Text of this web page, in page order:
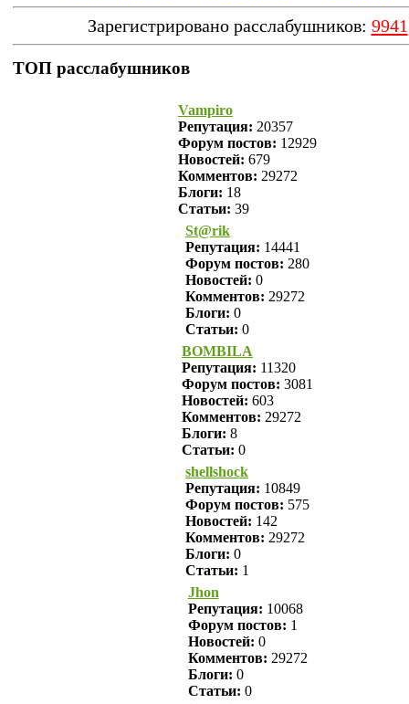
Зарегистрировано расслабушников: 9941
ТОП расслабушников
Vampiro
Репутация: 20357
Форум постов: 12929
Новостей: 679
Комментов: 29272
Блоги: 18
Статьи: 39
St@rik
Репутация: 14441
Форум постов: 280
Новостей: 0
Комментов: 29272
Блоги: 0
Статьи: 0
BOMBILA
Репутация: 11320
Форум постов: 3081
Новостей: 603
Комментов: 29272
Блоги: 8
Статьи: 0
shellshock
Репутация: 10849
Форум постов: 575
Новостей: 142
Комментов: 29272
Блоги: 0
Статьи: 1
Jhon
Репутация: 10068
Форум постов: 1
Новостей: 0
Комментов: 29272
Блоги: 0
Статьи: 0